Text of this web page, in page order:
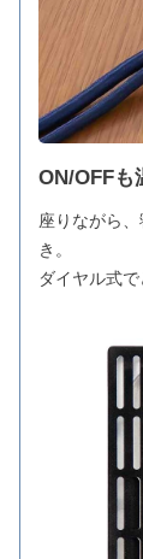
ON/OFFも
座りながら
き。
ダイヤル式